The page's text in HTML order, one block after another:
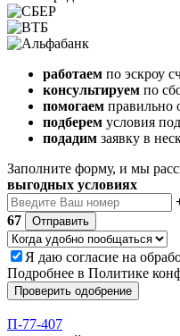
работаем по эскроу
консультируем по
помогаем правильно
подберем условия
подадим заявку в
Заполните форму, и мы
выгодных условиях
67
Отправить
Я даю согласие на
Подробнее в Политике
Проверить одобрение
П-77-407